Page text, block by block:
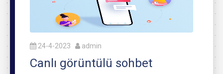
24-4-2023 admin
Canlı görüntülü sohbet